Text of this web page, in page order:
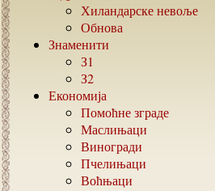
Хиландарске невоље
Обнова
Знаменити
З1
З2
Економија
Помоћне зграде
Маслињаци
Виногради
Пчелињаци
Воћњаци